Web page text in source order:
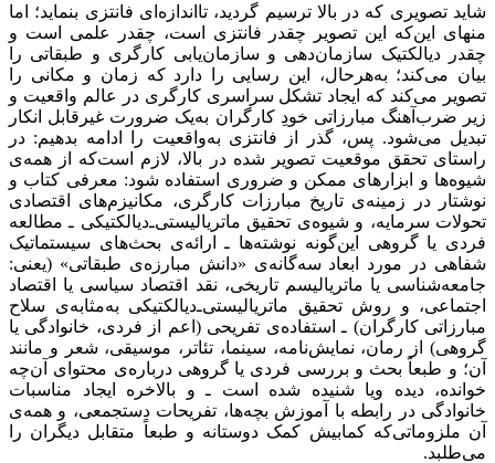
شاید تصویری که در بالا ترسیم گردید، تااندازه‌‌ای فانتزی بنماید؛ اما
منهای این‌که این تصویر چقدر فانتزی است، چقدر علمی است و
چقدر دیالکتیک سازمان‌دهی و سازمان‌یابی کارگری و طبقاتی را
بیان می‌کند؛ به‌هرحال، این رسایی را دارد که زمان و مکانی را
‌تصویر می‌کند که ایجاد تشکل سراسری کارگری در عالم واقعیت و
زیر ضرب‌آهنگ مبارزاتی خودِ کارگران به‌یک ضرورت غیرقابل انکار
تبدیل می‌شود. پس، گذر از فانتزی به‌واقعیت را ادامه بدهیم: در
راستای تحقق موقعیت تصویر شده در بالا، لازم است‌که از همه‌ی
شیوه‌ها و ابزارهای ممکن و ضروری استفاده شود: معرفی کتاب و
نوشتار در زمینه‌ی تاریخ مبارزات کارگری، مکانیزم‌‌های اقتصادی
تحولات سرمایه، و شیوه‌ی تحقیق ماتریالیستی‌ـ‌دیالکتیکی ـ مطالعه
فردی یا گروهی این‌گونه نوشته‌ها ـ ارائه‌ی بحث‌های سیستماتیک
شفاهی در مورد ابعاد سه‌گانه‌ی «دانش مبارزه‌ی طبقاتی» (یعنی:
جامعه‌شناسی یا ماتریالیسم تاریخی، نقد اقتصاد سیاسی یا اقتصاد
اجتماعی، و روش تحقیق ماتریالیستی‌ـ‌دیالکتیکی به‌مثابه‌ی سلاح
مبارزاتی کارگران) ـ استفاده‌ی تفریحی (اعم از فردی، خانوادگی یا
گروهی) از رمان، نمایش‌نامه، سینما، تئاتر، موسیقی، شعر و مانند
آن؛ و طبعاً بحث و بررسی فردی یا گروهی درباره‌ی محتوای آن‌چه
خوانده، دیده ویا شنیده شده است ـ و بالاخره ایجاد مناسبات
خانوادگی در رابطه با آموزش بچه‌ها، تفریحات دستجمعی، و همه‌ی
آن ملزوماتی‌‌که کمابیش ‌کمک دوستانه‌ و طبعاً متقابل دیگران را
می‌طلبد.